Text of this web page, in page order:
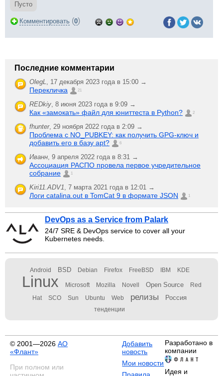
Пусто
Комментировать (0)
Последние комментарии
OlegL, 17 декабря 2023 года в 15:00 →
Перекличка 21
REDkiy, 8 июня 2023 года в 9:09 →
Как «замокать» файл для юниттеста в Python? 2
fhunter, 29 ноября 2022 года в 2:09 →
Проблема с NO_PUBKEY: как получить GPG-ключ и
добавить его в базу apt?
6
Иванн, 9 апреля 2022 года в 8:31 →
Ассоциация РАСПО провела первое учредительное
собрание
1
Kiri11.ADV1, 7 марта 2021 года в 12:01 →
Логи catalina.out в TomCat 9 в формате JSON 1
DevOps as a Service from Palark
24/7 SRE & DevOps service to cover all your
Kubernetes needs.
Android BSD Debian Firefox FreeBSD IBM KDE
Linux Microsoft Mozilla Novell Open Source Red
Hat SCO Sun Ubuntu Web релизы Россия
тенденции
© 2001—2026 АО
«Флант»
При полном или
Добавить
новость
Мои новости
Разработано в
компании
Идея и